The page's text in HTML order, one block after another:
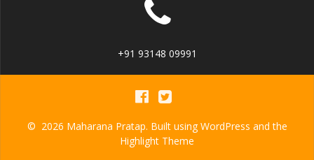
+91 93148 09991
© 2026 Maharana Pratap. Built using WordPress and the
Highlight Theme